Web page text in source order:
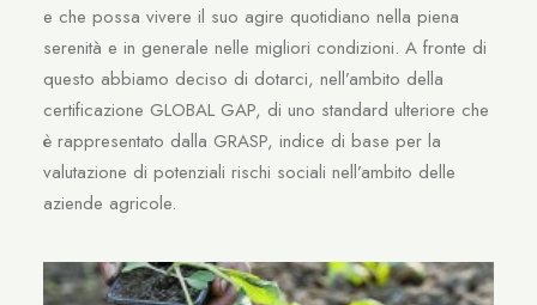
e che possa vivere il suo agire quotidiano nella piena
serenità e in generale nelle migliori condizioni. A fronte di
questo abbiamo deciso di dotarci, nell’ambito della
certificazione GLOBAL GAP, di uno standard ulteriore che
è rappresentato dalla GRASP, indice di base per la
valutazione di potenziali rischi sociali nell’ambito delle
aziende agricole.